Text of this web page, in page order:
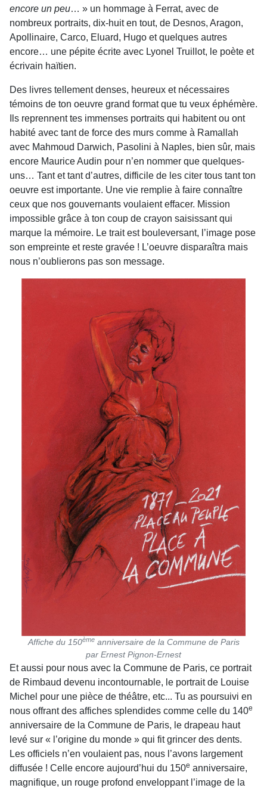
encore un peu… » un hommage à Ferrat, avec de
nombreux portraits, dix-huit en tout, de Desnos, Aragon,
Apollinaire, Carco, Eluard, Hugo et quelques autres
encore… une pépite écrite avec Lyonel Truillot, le poète et
écrivain haïtien.
Des livres tellement denses, heureux et nécessaires
témoins de ton oeuvre grand format que tu veux éphémère.
Ils reprennent tes immenses portraits qui habitent ou ont
habité avec tant de force des murs comme à Ramallah
avec Mahmoud Darwich, Pasolini à Naples, bien sûr, mais
encore Maurice Audin pour n’en nommer que quelques-
uns… Tant et tant d’autres, difficile de les citer tous tant ton
oeuvre est importante. Une vie remplie à faire connaître
ceux que nos gouvernants voulaient effacer. Mission
impos­sible grâce à ton coup de crayon saisissant qui
marque la mémoire. Le trait est bouleversant, l’image pose
son empreinte et reste gravée ! L’oeuvre disparaîtra mais
nous n’oublierons pas son message.
Affiche du 150èmeanniversaire de la Commune de Paris
par Ernest Pignon-Ernest
Et aussi pour nous avec la Commune de Paris, ce portrait
de Rimbaud devenu incontournable, le portrait de Louise
Michel pour une pièce de théâtre, etc... Tu as poursuivi en
nous offrant des affiches splendides comme celle du 140e
anniversaire de la Commune de Paris, le drapeau haut
levé sur « l’origine du monde » qui fit grincer des dents.
Les officiels n’en voulaient pas, nous l’avons largement
diffusée ! Celle encore aujourd’hui du 150e anniversaire,
magnifique, un rouge profond enveloppant l’image de la